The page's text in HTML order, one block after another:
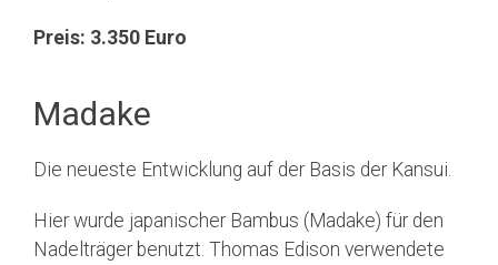
Preis: 3.350 Euro
Madake
Die neueste Entwicklung auf der Basis der Kansui.
Hier wurde japanischer Bambus (Madake) für den
Nadelträger benutzt. Thomas Edison verwendete